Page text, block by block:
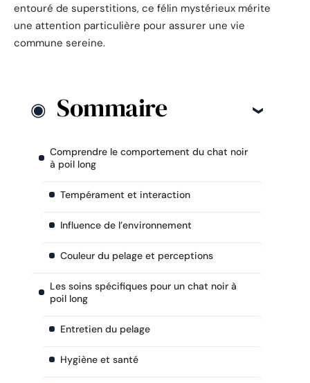
entouré de superstitions, ce félin mystérieux mérite
une attention particulière pour assurer une vie
commune sereine.
Sommaire
Comprendre le comportement du chat noir
à poil long
Tempérament et interaction
Influence de l’environnement
Couleur du pelage et perceptions
Les soins spécifiques pour un chat noir à
poil long
Entretien du pelage
Hygiène et santé